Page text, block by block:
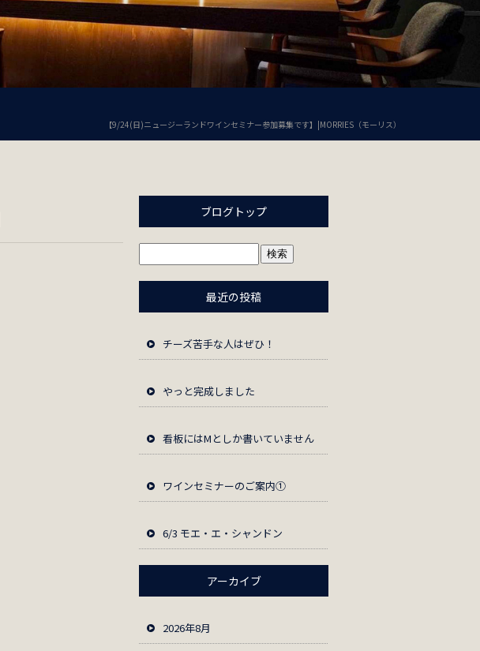
【9/24(日)ニュージーランドワインセミナー参加募集です】|MORRIES（モーリス）
ブログトップ
最近の投稿
チーズ苦手な人はぜひ！
やっと完成しました
看板にはМとしか書いていません
ワインセミナーのご案内①
6/3 モエ・エ・シャンドン
アーカイブ
2026年8月